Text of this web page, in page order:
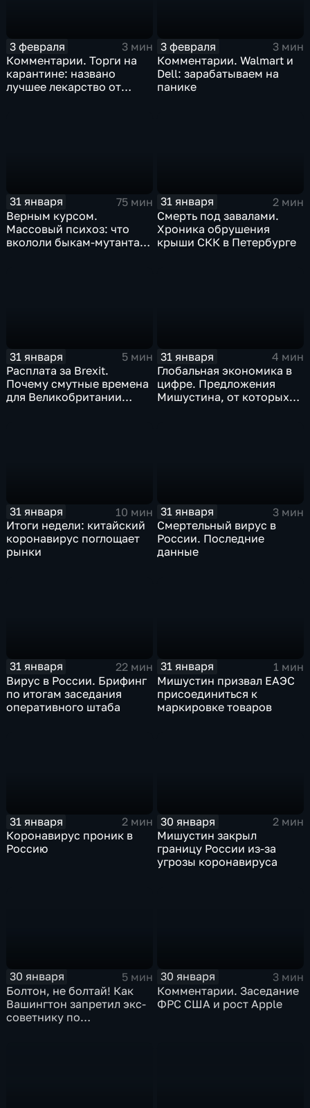
3 февраля
3 мин
Комментарии. Торги на
карантине: названо
лучшее лекарство от
3 февраля
3 мин
Комментарии. Walmart и
Dell: зарабатываем на
панике
31 января
75 мин
Верным курсом.
Массовый психоз: что
вкололи быкам-мутантам,
31 января
2 мин
Смерть под завалами.
Хроника обрушения
крыши СКК в Петербурге
31 января
5 мин
Расплата за Brexit.
Почему смутные времена
для Великобритании
31 января
4 мин
Глобальная экономика в
цифре. Предложения
Мишустина, от которых
31 января
10 мин
Итоги недели: китайский
коронавирус поглощает
рынки
31 января
3 мин
Смертельный вирус в
России. Последние
данные
31 января
22 мин
Вирус в России. Брифинг
по итогам заседания
оперативного штаба
31 января
1 мин
Мишустин призвал ЕАЭС
присоединиться к
маркировке товаров
31 января
2 мин
Коронавирус проник в
Россию
30 января
2 мин
Мишустин закрыл
границу России из-за
угрозы коронавируса
30 января
5 мин
Болтон, не болтай! Как
Вашингтон запретил экс-
советнику по
30 января
3 мин
Комментарии. Заседание
ФРС США и рост Apple